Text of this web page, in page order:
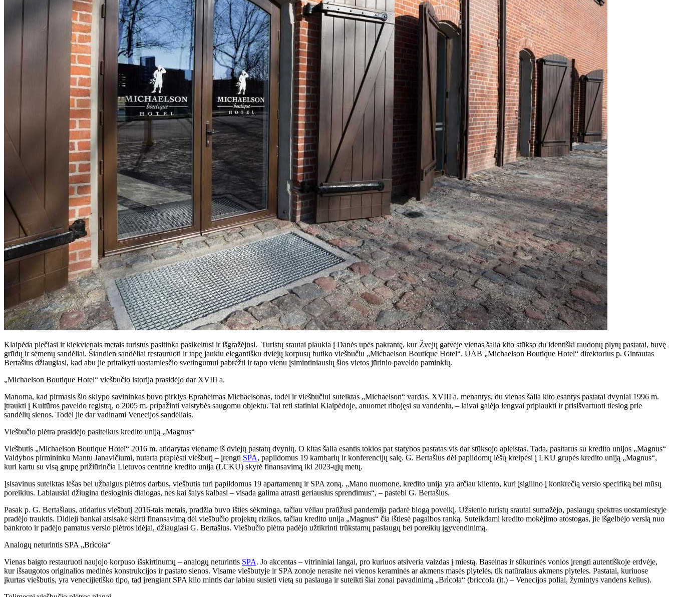
Klaipėda plečiasi ir kiekvienais metais turistus pasitinka pasikeitusi ir išgražėjusi. Turistų srautai plaukia į Danės upės pakrantę, kur Žvejų gatvėje vienas šalia kito stūkso du identiški raudonų plytų pastatai, buvę
grūdų ir sėmenų sandėliai. Šiandien sandėliai restauruoti ir tapę jaukiu elegantišku dviejų korpusų butiko viešbučiu „Michaelson Boutique Hotel“. UAB „Michaelson Boutique Hotel“ direktorius p. Gintautas
Bertašius džiaugiasi, kad abu jie pritaikyti uostamiesčio svetingumui pabrėžti ir tapo vienu įsimintiniausių šios vietos jūrinio paveldo paminklų.
„Michaelson Boutique Hotel“ viešbučio istorija prasidėjo dar XVIII a.
Manoma, kad pirmasis šio sklypo savininkas buvo pirklys Epraheimas Michaelsonas, todėl ir viešbučiui suteiktas „Michaelson“ vardas. XVIII a. menantys, du vienas šalia kito esantys pastatai dvyniai 1996 m.
įtraukti į Kultūros paveldo registrą, o 2005 m. pripažinti valstybės saugomu objektu. Tai reti statiniai Klaipėdoje, anuomet ribojęsi su vandeniu, – laivai galėjo lengvai priplaukti ir prisišvartuoti tiesiog prie
sandėlių sienos. Todėl jie dar vadinami Venecijos sandėliais.
Viešbučio plėtra prasidėjo pasitelkus kredito uniją „Magnus“
Viešbutis „Michaelson Boutique Hotel“ 2016 m. atidarytas viename iš dviejų pastatų dvynių. O kitas šalia esantis tokios pat statybos pastatas vis dar stūksojo apleistas. Tada, pasitarus su kredito unijos „Magnus“
Valdybos pirmininku Mantu Janavičiumi, nutarta praplėsti viešbutį – įrengti SPA, papildomus 19 kambarių ir konferencijų salę. G. Bertašius dėl papildomų lėšų kreipėsi į LKU grupės kredito uniją „Magnus“,
kuri kartu su visą grupę prižiūrinčia Lietuvos centrine kredito unija (LCKU) skyrė finansavimą iki 2023-ųjų metų.
Įsisavinus suteiktas lėšas bei užbaigus plėtros darbus, viešbutis turi papildomus 19 apartamentų ir SPA zoną. „Mano nuomone, kredito unija yra arčiau kliento, kuri įsigilino į konkrečią verslo specifiką bei mūsų
poreikius. Labiausiai džiugina tiesioginis dialogas, nes kai šalys kalbasi – visada galima atrasti geriausius sprendimus“, – pastebi G. Bertašius.
Pasak p. G. Bertašiaus, atidarius viešbutį 2016-tais metais, pradžia buvo išties sėkminga, tačiau vėliau praūžusi pandemija padarė blogą poveikį. Užsienio turistų srautai sumažėjo, paslaugų spektras uostamiestyje
pradėjo trauktis. Didieji bankai atsisakė skirti finansavimą dėl viešbučio projektų rizikos, tačiau kredito unija „Magnus“ čia ištiesė pagalbos ranką. Suteikdami kredito mokėjimo atostogas, jie išgelbėjo verslą nuo
bankroto ir padėjo pamatus verslo plėtros idėjai, džiaugiasi G. Bertašius. Viešbučio plėtra padėjo užtikrinti trūkstamų paslaugų bei poreikių įgyvendinimą.
Analogų neturintis SPA „Brìcoła“
Vienas baigto restauruoti naujojo korpuso išskirtinumų – analogų neturintis SPA. Jo akcentas – vitrininiai langai, pro kuriuos atsiveria vaizdas į miestą. Baseinas ir sūkurinės vonios įrengti autentiškoje erdvėje,
kur išsaugotos originalios medinės konstrukcijos ir pastato sienos. Visame viešbutyje ir SPA zonoje nerasite nei vienos keraminės ar akmens masės plytelės, tik natūralaus akmens plyteles. Pastatai, kuriuose
įkurtas viešbutis, yra venecijietiško tipo, tad įrengiant SPA kilo mintis dar labiau susieti vietą su paslauga ir suteikti šiai zonai pavadinimą „Brìcoła“ (briccola (it.) – Venecijos poliai, žymintys vandens kelius).